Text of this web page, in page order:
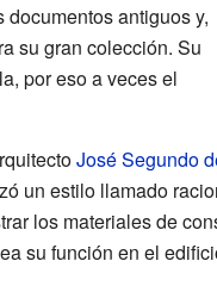
antiguos y,
su gran colección. Su
por eso a veces el
José Segundo
un estilo llamado
los materiales de
su función en el